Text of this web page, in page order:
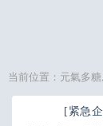
当前位置： 元氣多糖
[紧急